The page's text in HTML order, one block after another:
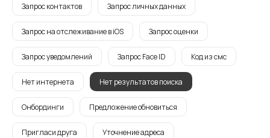
Запрос контактов Запрос личных данных
Запрос на отслеживание в iOS Запрос оценки
Запрос уведомлений Запрос Face ID Код из смс
Нет интернета Нет результатов поиска
Онбординги Предложение обновиться
Пригласи друга Уточнение адреса